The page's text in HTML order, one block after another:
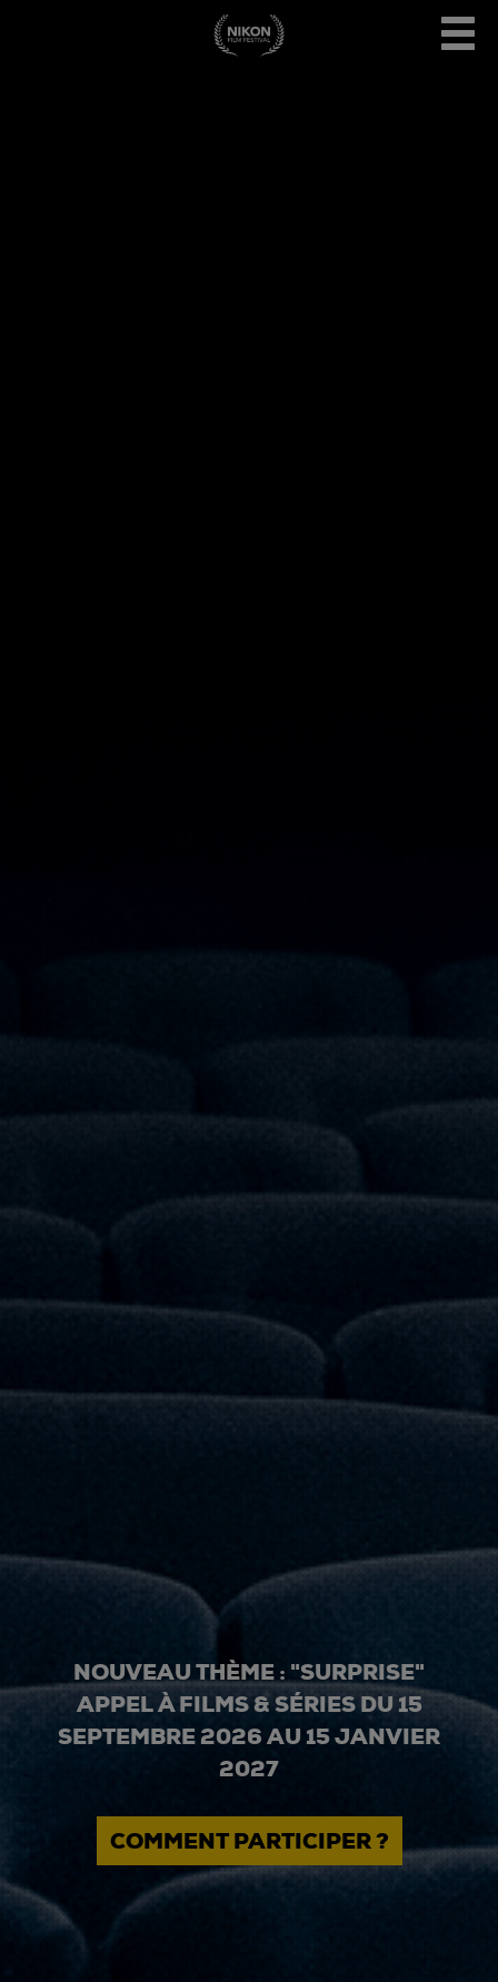
NOUVEAU THÈME : "SURPRISE"
APPEL À FILMS & SÉRIES DU 15
SEPTEMBRE 2026 AU 15 JANVIER
2027
COMMENT PARTICIPER ?